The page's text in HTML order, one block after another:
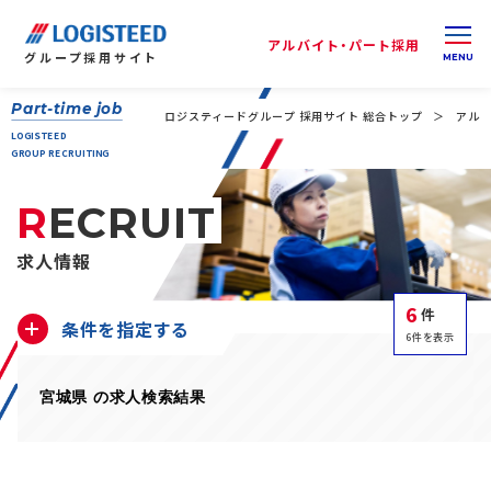
グループ採用サイト
アルバイト・パート採用
Part-time job
LOGISTEED
GROUP RECRUITING
ロジスティードグループ 採用サイト 総合トップ アル
RECRUIT
求人情報
6 件
6件を表示
条件を指定する
宮城県 の求人検索結果